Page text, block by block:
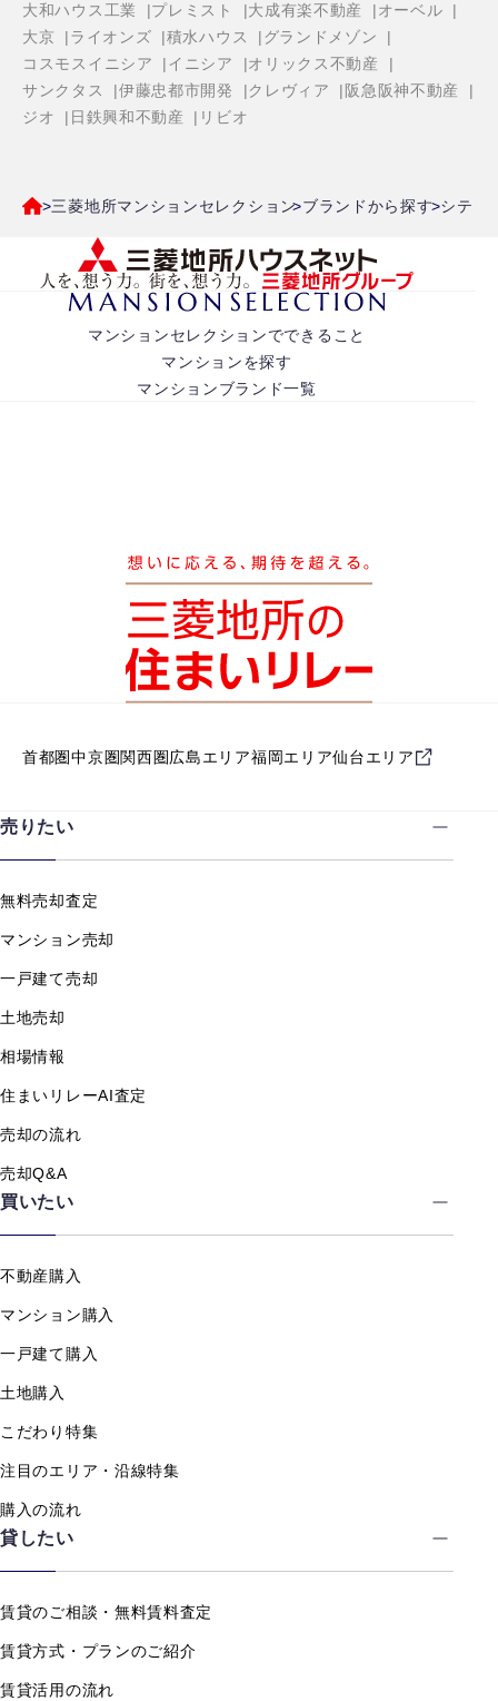
大和ハウス工業
プレミスト 大成有楽不動産
オーベル
大京
ライオンズ 積水ハウス
グランドメゾン
コスモスイニシア
イニシア
オリックス不動産
サンクタス
伊藤忠都市開発 クレヴィア
阪急阪神不動産
ジオ
日鉄興和不動産 リビオ
三菱地所マンションセレクション ブランドから探す シティ
マンションセレクションでできること
マンションを探す
マンションブランド一覧
首都圏中京圏関西圏広島エリア福岡エリア仙台エリア
売りたい
無料売却査定
マンション売却
一戸建て売却
土地売却
相場情報
住まいリレーAI査定
売却の流れ
売却Q&A
買いたい
不動産購入
マンション購入
一戸建て購入
土地購入
こだわり特集
注目のエリア・沿線特集
購入の流れ
貸したい
賃貸のご相談・無料賃料査定
賃貸方式・プランのご紹介
賃貸活用の流れ